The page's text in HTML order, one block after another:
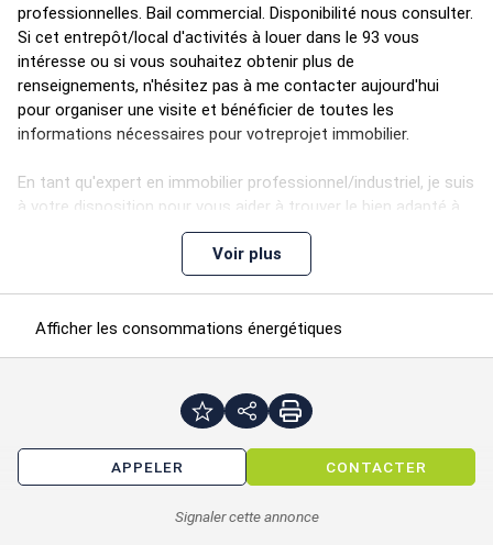
professionnelles. Bail commercial. Disponibilité nous consulter.
Si cet entrepôt/local d'activités à louer dans le 93 vous
intéresse ou si vous souhaitez obtenir plus de
renseignements, n'hésitez pas à me contacter aujourd'hui
pour organiser une visite et bénéficier de toutes les
informations nécessaires pour votreprojet immobilier.
En tant qu'expert en immobilier professionnel/industriel, je suis
à votre disposition pour vous aider à trouver le bien adapté à
vos activités professionnelles et à votre coeur de métier.
Étage Type Surfaces Dispo Loyer Charges
Terrain 23706
déb.
trx
3-6-
Voir plus
Afficher les consommations énergétiques
APPELER CONTACTER
Signaler cette annonce